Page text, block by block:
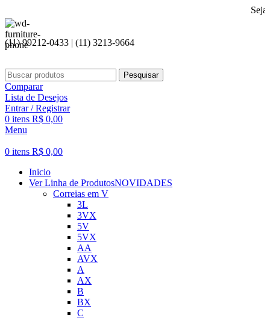
Seja bem
(11) 99212-0433 | (11) 3213-9664
Pesquisar
Comparar
Lista de Desejos
Entrar / Registrar
0 itens R$ 0,00
Menu
0 itens R$ 0,00
Inicio
Ver Linha de ProdutosNOVIDADES
Correias em V
3L
3VX
5V
5VX
AA
AVX
A
AX
B
BX
C